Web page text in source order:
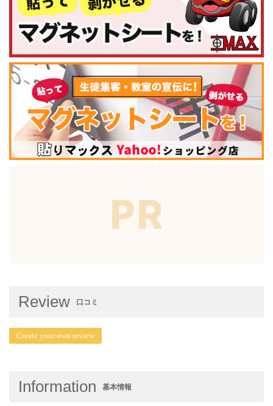
Review 口コミ
Create your own review
Information 基本情報